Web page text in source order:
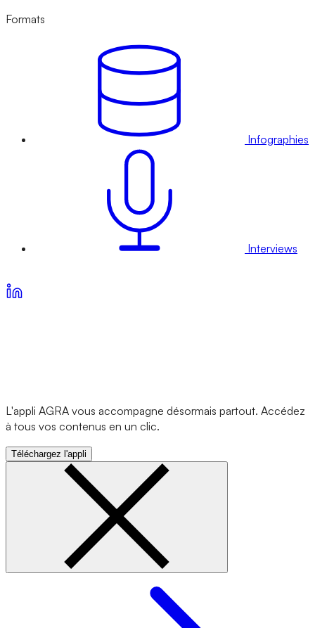
Formats
Infographies
Interviews
L'appli AGRA vous accompagne désormais partout. Accédez
à tous vos contenus en un clic.
Téléchargez l'appli